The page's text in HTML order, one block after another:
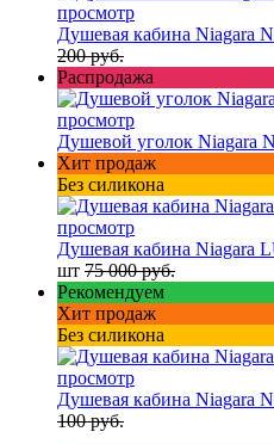
просмотр
Душевая кабина Niagara
200 руб.
Распродажа
просмотр
Душевой уголок Niagara
Хит продаж
Без силикона
просмотр
Душевая кабина Niagara
шт 75 000 руб.
Рекомендуем
Хит продаж
Без силикона
просмотр
Душевая кабина Niagara
100 руб.